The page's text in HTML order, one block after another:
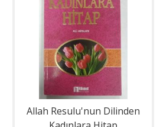
Allah Resulu'nun Dilinden